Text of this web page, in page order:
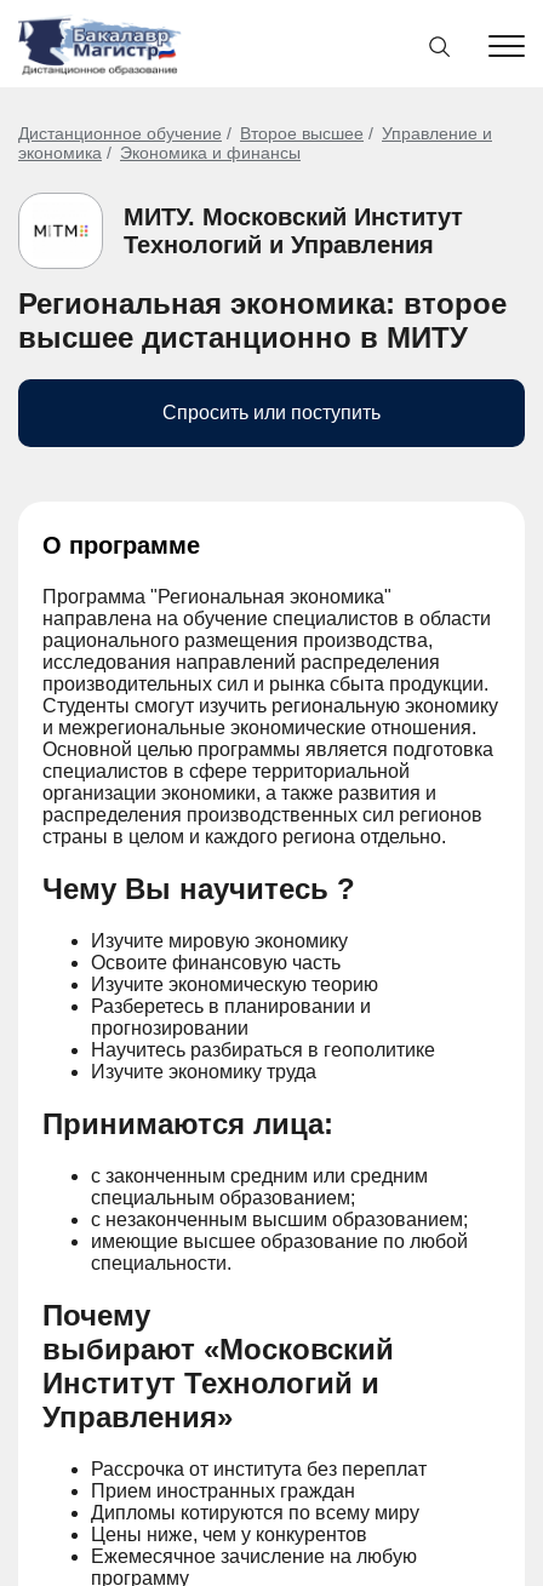
Дистанционное обучение Второе высшее
Управление и
экономика
Экономика и финансы
МИТУ. Московский Институт
Технологий и Управления
Региональная экономика: второе
высшее дистанционно в МИТУ
Спросить или поступить
О программе
Программа "Региональная экономика"
направлена на обучение специалистов в области
рационального размещения производства,
исследования направлений распределения
производительных сил и рынка сбыта продукции.
Студенты смогут изучить региональную экономику
и межрегиональные экономические отношения.
Основной целью программы является подготовка
специалистов в сфере территориальной
организации экономики, а также развития и
распределения производственных сил регионов
страны в целом и каждого региона отдельно.
Чему Вы научитесь ?
Изучите мировую экономику
Освоите финансовую часть
Изучите экономическую теорию
Разберетесь в планировании и
прогнозировании
Научитесь разбираться в геополитике
Изучите экономику труда
Принимаются лица:
с законченным средним или средним
специальным образованием;
с незаконченным высшим образованием;
имеющие высшее образование по любой
специальности.
Почему
выбирают «Московский
Институт Технологий и
Управления»
Рассрочка от института без переплат
Прием иностранных граждан
Дипломы котируются по всему миру
Цены ниже, чем у конкурентов
Ежемесячное зачисление на любую
программу